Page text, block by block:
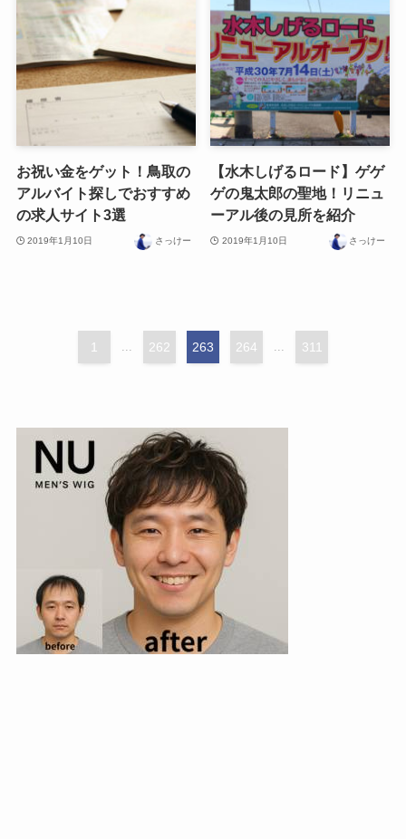
お祝い金をゲット！鳥取の
アルバイト探しでおすすめ
の求人サイト3選
2019年1月10日 さっけー
【水木しげるロード】ゲゲ
ゲの鬼太郎の聖地！リニュ
ーアル後の見所を紹介
2019年1月10日 さっけー
1 ... 262 263 264 ... 311